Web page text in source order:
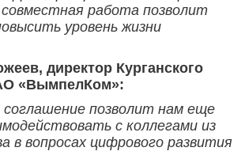
работа позволит
уровень жизни
директор Курганского
«ВымпелКом»:
соглашение позволит нам еще
с коллегами из
в вопросах цифрового развития